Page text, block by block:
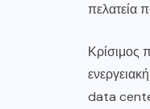
πελατεία
Κρίσιμος
data